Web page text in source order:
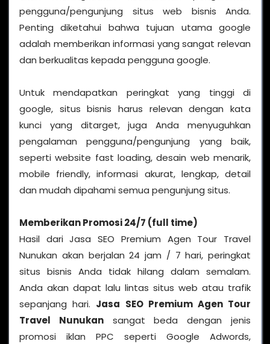
pengguna/pengunjung situs web bisnis Anda.
Penting diketahui bahwa tujuan utama google
adalah memberikan informasi yang sangat relevan
dan berkualitas kepada pengguna google.
Untuk mendapatkan peringkat yang tinggi di
google, situs bisnis harus relevan dengan kata
kunci yang ditarget, juga Anda menyuguhkan
pengalaman pengguna/pengunjung yang baik,
seperti website fast loading, desain web menarik,
mobile friendly, informasi akurat, lengkap, detail
dan mudah dipahami semua pengunjung situs.
Memberikan Promosi 24/7 (full time)
Hasil dari Jasa SEO Premium Agen Tour Travel
Nunukan akan berjalan 24 jam / 7 hari, peringkat
situs bisnis Anda tidak hilang dalam semalam.
Anda akan dapat lalu lintas situs web atau trafik
sepanjang hari. Jasa SEO Premium Agen Tour
Travel Nunukansangat beda dengan jenis
promosi iklan PPC seperti Google Adwords,